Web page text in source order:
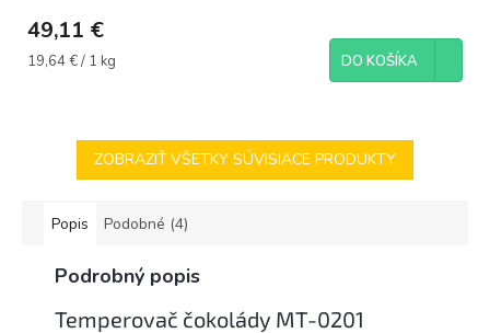
49,11 €
Jednotková
19,64 € / 1 kg DO KOŠÍKA
ZOBRAZIŤ VŠETKY SÚVISIACE PRODUKTY
Popis Podobné (4)
Podrobný popis
Temperovač čokolády MT-0201